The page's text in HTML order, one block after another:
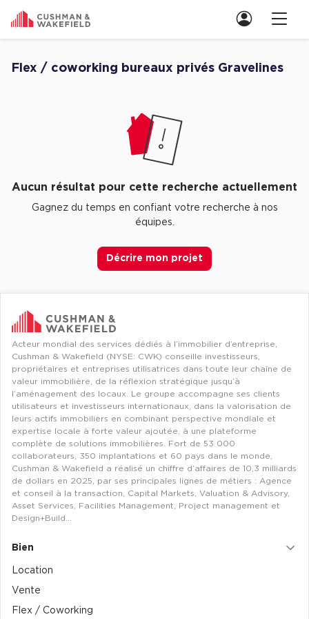
Location de Bureaux à Paris
Location de Bureaux à Lyon
Achat de Bureaux à Paris
Achat de Bureaux à Rennes
Collections de Bureaux
Hôtels particuliers
Immeuble indépendant
Bureaux certifiés - Environnement
Immeuble de bureaux avec services
Location bureaux Bellecour - Cordeliers (Lyon)
Haussmanniens
Location d'Entrepôts / Activités à Aix-en-Provence
Location d'Entrepôts / Activités à Saint-Priest
Nous contacter
Flex / coworking bureaux privés Gravelines
Aucun résultat pour cette recherche actuellement
Gagnez du temps en confiant votre recherche à nos
équipes.
Décrire mon projet
Acteur mondial des services dédiés à l’immobilier d’entreprise,
Cushman & Wakefield (NYSE: CWK) conseille investisseurs,
propriétaires et entreprises utilisatrices dans toute leur chaîne de
valeur immobilière, de la réflexion stratégique jusqu’à
l’aménagement des locaux. Le groupe accompagne ses clients
utilisateurs et investisseurs internationaux, dans la valorisation de
leurs actifs immobiliers en combinant perspective mondiale et
expertise locale à forte valeur ajoutée, à une plateforme
complète de solutions immobilières. Fort de 53 000
collaborateurs, 350 implantations et 60 pays dans le monde,
Cushman & Wakefield a réalisé un chiffre d’affaires de 10,3 milliards
de dollars en 2025, par ses principales lignes de métiers : Agence
et conseil à la transaction, Capital Markets, Valuation & Advisory,
Asset Services, Facilities Management, Project management et
Design+Build…
Bien
Location
Vente
Flex / Coworking